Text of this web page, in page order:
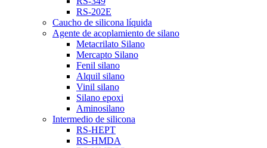
RS-202E
Caucho de silicona líquida
Agente de acoplamiento de silano
Metacrilato Silano
Mercapto Silano
Fenil silano
Alquil silano
Vinil silano
Silano epoxi
Aminosilano
Intermedio de silicona
RS-HEPT
RS-HMDA